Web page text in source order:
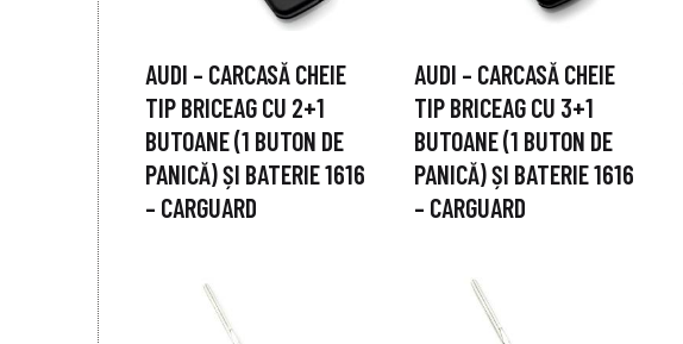
AUDI – CARCASĂ CHEIE
TIP BRICEAG CU 2+1
BUTOANE (1 BUTON DE
PANICĂ) ȘI BATERIE 1616
– CARGUARD
AUDI – CARCASĂ CHEIE
TIP BRICEAG CU 3+1
BUTOANE (1 BUTON DE
PANICĂ) ȘI BATERIE 1616
– CARGUARD